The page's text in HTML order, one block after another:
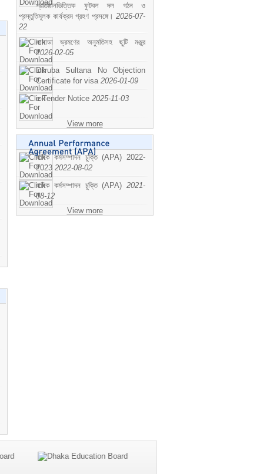
প্রতিষ্ঠানভিত্তিক ফুটবল দল গঠন ও
প্রস্তুতিমূলক কার্যক্রম গ্রহণ প্রসঙ্গে। 2026-07-
22
কানাডা ভ্রমণের অনুমতিসহ ছুটি মঞ্জুর
2026-02-05
Dilruba Sultana No Objection
Certificate for visa 2026-01-09
e-Tender Notice 2025-11-03
View more
বাষিক কর্মসম্পাদন চুক্তি (APA) 2022-
2023 2022-08-02
বাষিক কর্মসম্পাদন চুক্তি (APA) 2021-
08-12
View more